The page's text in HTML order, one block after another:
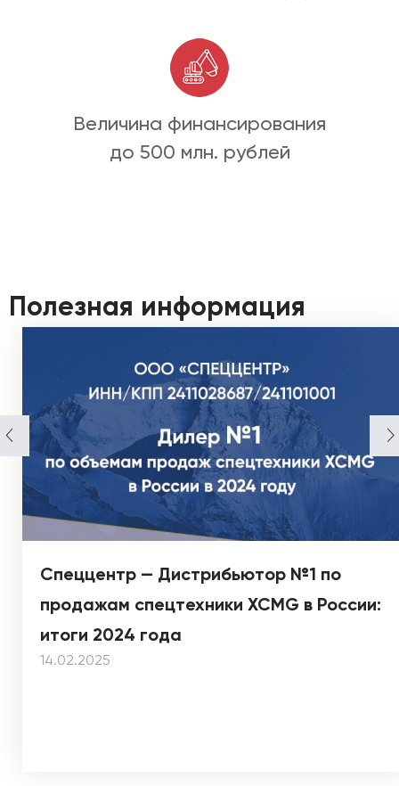
Величина финансирования
до 500 млн. рублей
Полезная информация
Спеццентр — Дистрибьютор №1 по
продажам спецтехники XCMG в России:
итоги 2024 года
14.02.2025